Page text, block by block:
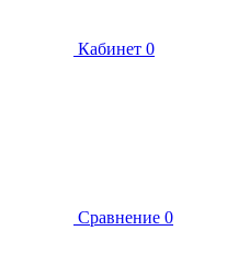
Кабинет 0
Сравнение 0